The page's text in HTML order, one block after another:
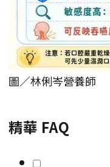
圖／林俐岑營養師
精華 FAQ